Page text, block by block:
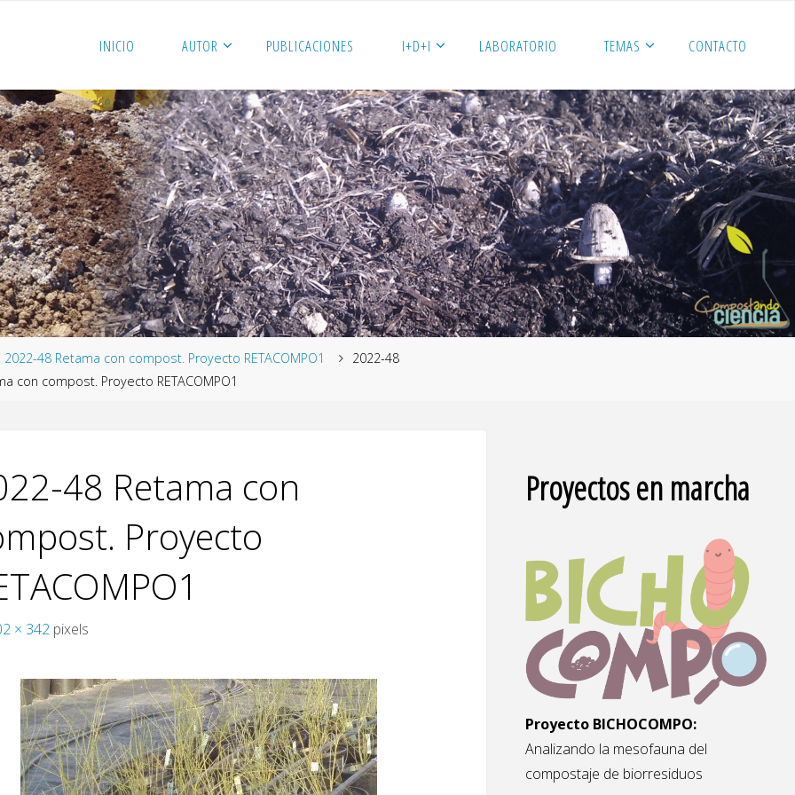
INICIO AUTOR PUBLICACIONES I+D+I LABORATORIO TEMAS CONTACTO
2022-48 Retama con compost. Proyecto RETACOMPO1
2022-48
con compost. Proyecto RETACOMPO1
48 Retama con
Proyecto
× 342 pixels
Proyectos en marcha
Proyecto BICHOCOMPO:
Analizando la mesofauna del
compostaje de biorresiduos